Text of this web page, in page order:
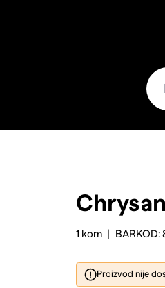
1 kom BARKOD:
Proizvod nije